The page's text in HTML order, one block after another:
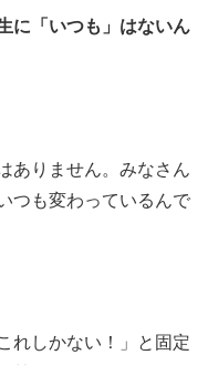
に「いつも」はないん
ありません。みなさん
つも変わっているんで
れしかない！」と固定